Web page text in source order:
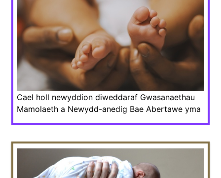
Cael holl newyddion diweddaraf Gwasanaethau
Mamolaeth a Newydd-anedig Bae Abertawe yma